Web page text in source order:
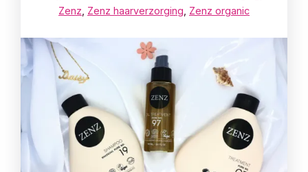
Zenz Zenz haarverzorging Zenz organic